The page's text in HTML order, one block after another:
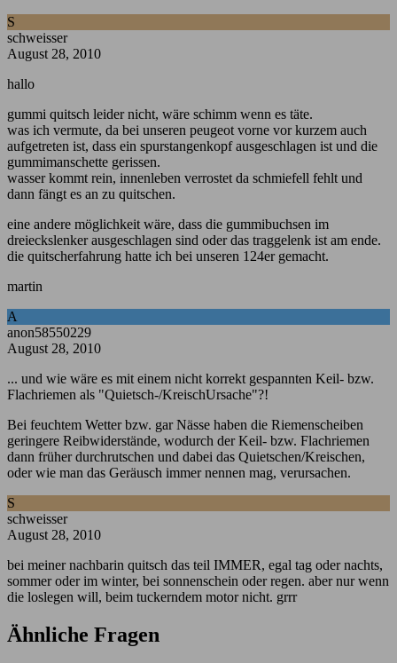
S
schweisser
August 28, 2010
hallo
gummi quitsch leider nicht, wäre schimm wenn es täte.
was ich vermute, da bei unseren peugeot vorne vor kurzem auch
aufgetreten ist, dass ein spurstangenkopf ausgeschlagen ist und die
gummimanschette gerissen.
wasser kommt rein, innenleben verrostet da schmiefell fehlt und
dann fängt es an zu quitschen.
eine andere möglichkeit wäre, dass die gummibuchsen im
dreieckslenker ausgeschlagen sind oder das traggelenk ist am ende.
die quitscherfahrung hatte ich bei unseren 124er gemacht.
martin
A
anon58550229
August 28, 2010
... und wie wäre es mit einem nicht korrekt gespannten Keil- bzw.
Flachriemen als "Quietsch-/KreischUrsache"?!
Bei feuchtem Wetter bzw. gar Nässe haben die Riemenscheiben
geringere Reibwiderstände, wodurch der Keil- bzw. Flachriemen
dann früher durchrutschen und dabei das Quietschen/Kreischen,
oder wie man das Geräusch immer nennen mag, verursachen.
S
schweisser
August 28, 2010
bei meiner nachbarin quitsch das teil IMMER, egal tag oder nachts,
sommer oder im winter, bei sonnenschein oder regen. aber nur wenn
die loslegen will, beim tuckerndem motor nicht. grrr
Ähnliche Fragen